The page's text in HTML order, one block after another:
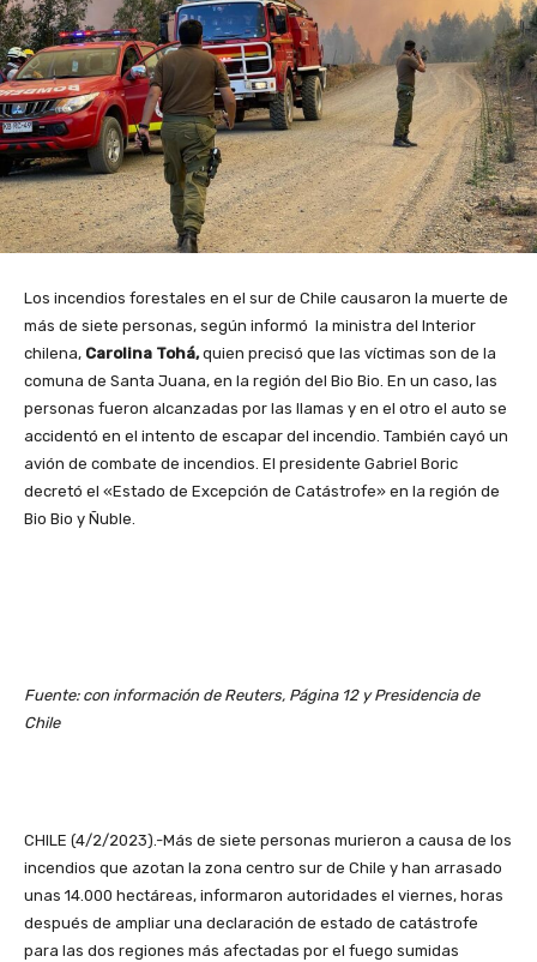
Los incendios forestales en el sur de Chile causaron la muerte de
más de siete personas, según informó la ministra del Interior
chilena, Carolina Tohá,quien precisó que las víctimas son de la
comuna de Santa Juana, en la región del Bio Bio. En un caso, las
personas fueron alcanzadas por las llamas y en el otro el auto se
accidentó en el intento de escapar del incendio. También cayó un
avión de combate de incendios. El presidente Gabriel Boric
decretó el «Estado de Excepción de Catástrofe» en la región de
Bio Bio y Ñuble.
Fuente: con información de Reuters, Página 12 y Presidencia de
Chile
CHILE (4/2/2023).-Más de siete personas murieron a causa de los
incendios que azotan la zona centro sur de Chile y han arrasado
unas 14.000 hectáreas, informaron autoridades el viernes, horas
después de ampliar una declaración de estado de catástrofe
para las dos regiones más afectadas por el fuego sumidas